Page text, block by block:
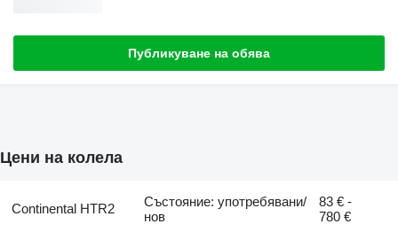
Публикуване на обява
Цени на колела
Continental HTR2
Състояние: употребявани/
нов
83 € -
780 €